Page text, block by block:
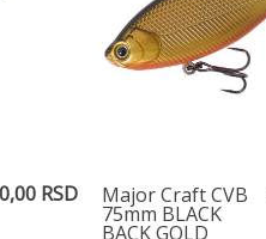
RSD Major Craft CVB
75mm BLACK
BACK GOLD